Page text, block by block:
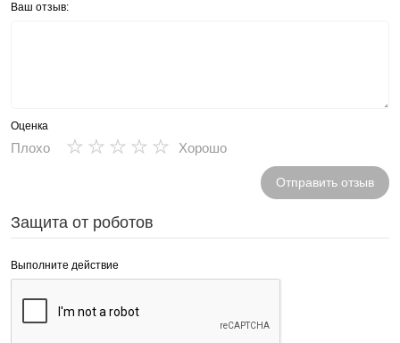
Ваш отзыв:
Оценка
Плохо ★
★
★
★
★ Хорошо
Отправить отзыв
Защита от роботов
Выполните действие